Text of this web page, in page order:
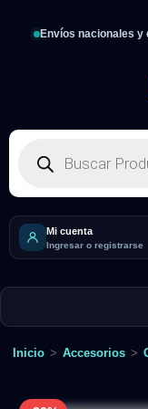
Envíos nacionales y
Mi cuenta
Ingresar o registrarse
Inicio > Accesorios >